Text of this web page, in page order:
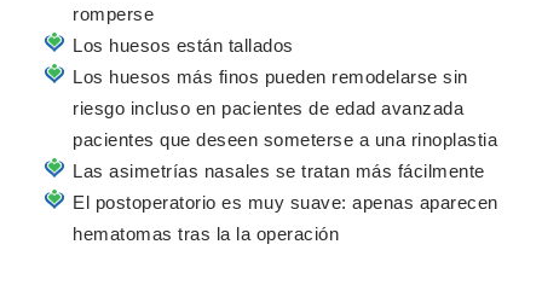
romperse
Los huesos están tallados
Los huesos más finos pueden remodelarse sin
riesgo incluso en pacientes de edad avanzada
pacientes que deseen someterse a una rinoplastia
Las asimetrías nasales se tratan más fácilmente
El postoperatorio es muy suave: apenas aparecen
hematomas tras la la operación